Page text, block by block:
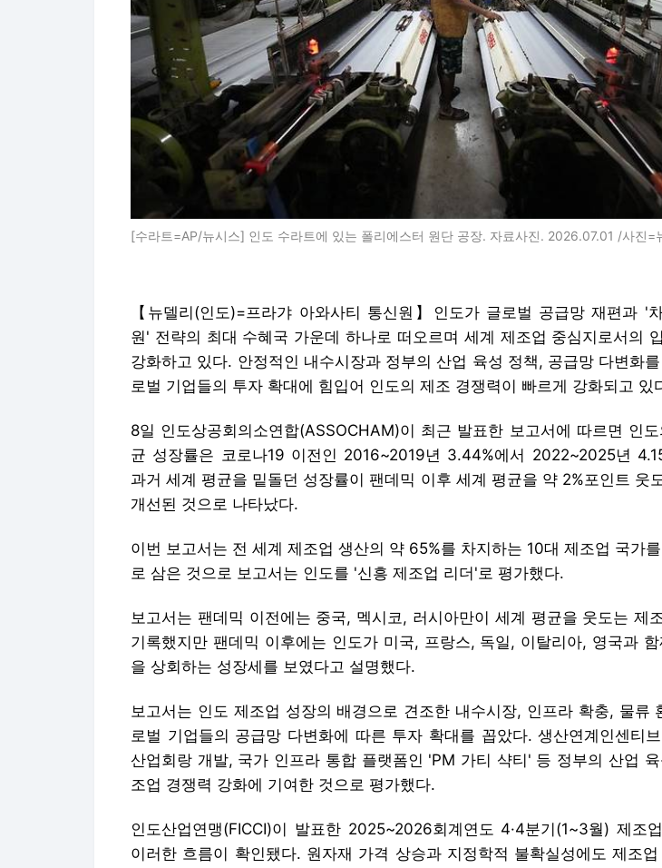
[수라트=AP/뉴시스] 인도 수라트에 있는 폴리에스터 원단 공장. 자료사진. 2026.07.01 /사진=
【뉴델리(인도)=프라갸 아와사티 통신원】인도가 글로벌 공급망 재편과 '
원' 전략의 최대 수혜국 가운데 하나로 떠오르며 세계 제조업 중심지로서의
강화하고 있다. 안정적인 내수시장과 정부의 산업 육성 정책, 공급망 다변화
로벌 기업들의 투자 확대에 힘입어 인도의 제조 경쟁력이 빠르게 강화되고 있
8일 인도상공회의소연합(ASSOCHAM)이 최근 발표한 보고서에 따르면 인
균 성장률은 코로나19 이전인 2016~2019년 3.44%에서 2022~2025년
과거 세계 평균을 밑돌던 성장률이 팬데믹 이후 세계 평균을 약 2%포인트 웃
개선된 것으로 나타났다.
이번 보고서는 전 세계 제조업 생산의 약 65%를 차지하는 10대 제조업 국가
로 삼은 것으로 보고서는 인도를 '신흥 제조업 리더'로 평가했다.
보고서는 팬데믹 이전에는 중국, 멕시코, 러시아만이 세계 평균을 웃도는 제
기록했지만 팬데믹 이후에는 인도가 미국, 프랑스, 독일, 이탈리아, 영국과
을 상회하는 성장세를 보였다고 설명했다.
보고서는 인도 제조업 성장의 배경으로 견조한 내수시장, 인프라 확충, 물류
로벌 기업들의 공급망 다변화에 따른 투자 확대를 꼽았다. 생산연계인센티
산업회랑 개발, 국가 인프라 통합 플랫폼인 'PM 가티 샥티' 등 정부의 산업
조업 경쟁력 강화에 기여한 것으로 평가했다.
인도산업연맹(FICCI)이 발표한 2025~2026회계연도 4·4분기(1~3월) 제조
이러한 흐름이 확인됐다. 원자재 가격 상승과 지정학적 불확실성에도 제조